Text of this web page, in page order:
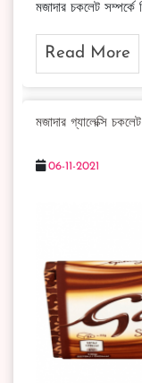
মজাদার চকলেট
Read More
মজাদার গ্যালেক্সি চকলেট
06-11-2021